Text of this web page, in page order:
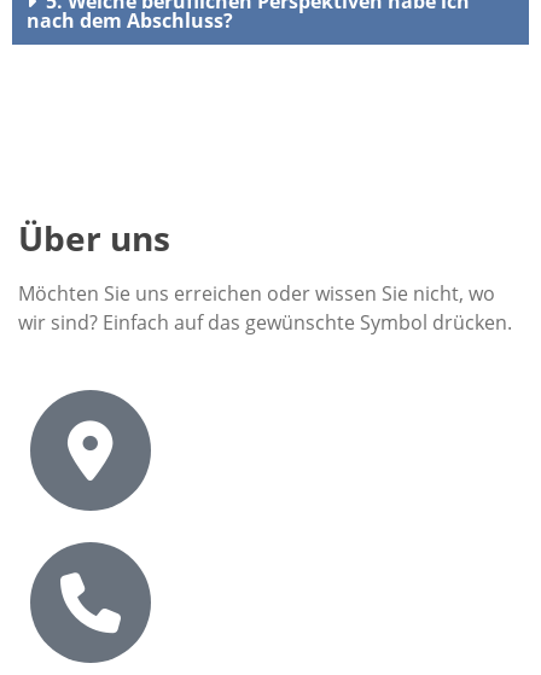
nach dem Abschluss?
Über uns
Möchten Sie uns erreichen oder wissen Sie nicht, wo
wir sind? Einfach auf das gewünschte Symbol drücken.